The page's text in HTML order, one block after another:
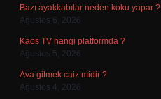
Bazı ayakkabılar neden koku yapar ?
Ağustos 6, 2026
Kaos TV hangi platformda ?
Ağustos 5, 2026
Ava gitmek caiz midir ?
Ağustos 4, 2026